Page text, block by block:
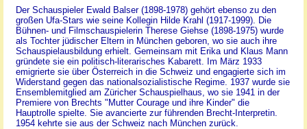
Der Schauspieler Ewald Balser (1898-1978) gehört ebenso zu den
großen Ufa-Stars wie seine Kollegin Hilde Krahl (1917-1999). Die
Bühnen- und Filmschauspielerin Therese Giehse (1898-1975) wurde
als Tochter jüdischer Eltern in München geboren, wo sie auch ihre
Schauspielausbildung erhielt. Gemeinsam mit Erika und Klaus Mann
gründete sie ein politisch-literarisches Kabarett. Im März 1933
emigrierte sie über Österreich in die Schweiz und engagierte sich im
Widerstand gegen das nationalsozialistische Regime. 1937 wurde sie
Ensemblemitglied am Züricher Schauspielhaus, wo sie 1941 in der
Premiere von Brechts "Mutter Courage und ihre Kinder" die
Hauptrolle spielte. Sie avancierte zur führenden Brecht-Interpretin.
1954 kehrte sie aus der Schweiz nach München zurück.